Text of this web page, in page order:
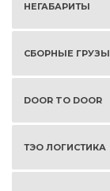
НЕГАБАРИТЫ
СБОРНЫЕ ГРУЗЫ
DOOR TO DOOR
ТЭО ЛОГИСТИКА